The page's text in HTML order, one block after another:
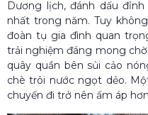
Dương lịch, đánh dấu
nhất trong năm. Tuy
đoàn tụ gia đình quan
trải nghiệm đáng mong
quây quần bên sủi cảo
chè trôi nước ngọt dẻo.
chuyến đi trở nên ấm áp